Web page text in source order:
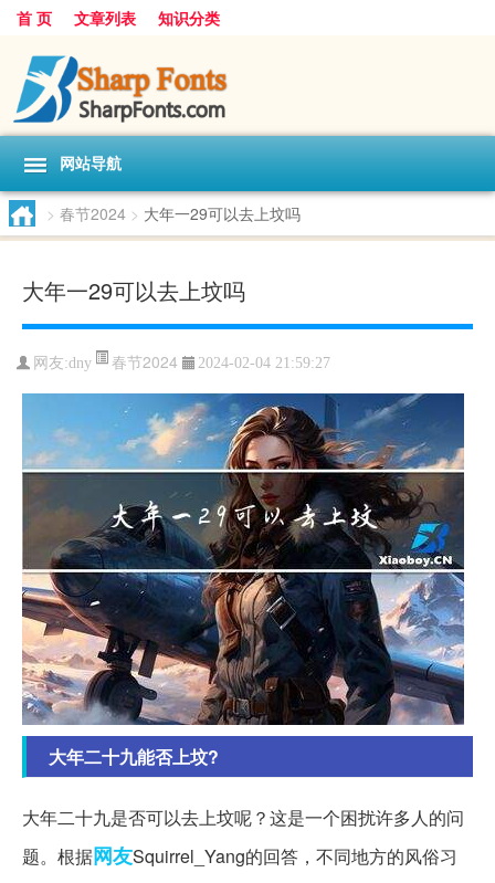
首 页 文章列表 知识分类
网站导航
> 春节2024 > 大年一29可以去上坟吗
大年一29可以去上坟吗
网友:dny 春节2024 2024-02-04 21:59:27
大年二十九能否上坟?
大年二十九是否可以去上坟呢？这是一个困扰许多人的问
题。根据网友Squirrel_Yang的回答，不同地方的风俗习